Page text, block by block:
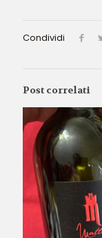
Condividi
Post correlati